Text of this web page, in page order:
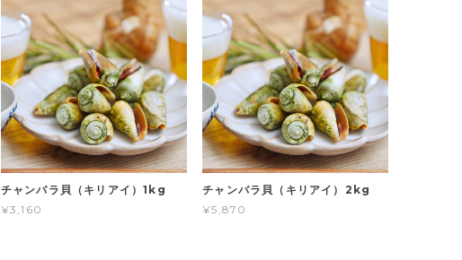
チャンバラ貝（キリアイ）1kg
¥3,160
チャンバラ貝（キリアイ）2kg
¥5,870